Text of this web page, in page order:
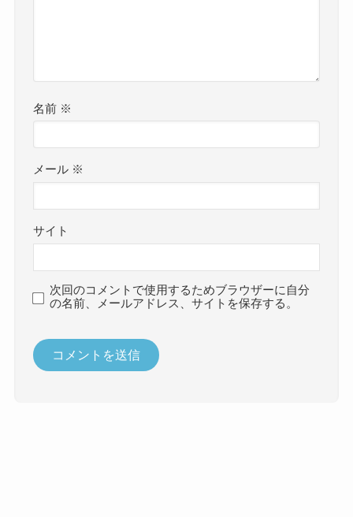
名前 ※
メール ※
サイト
次回のコメントで使用するためブラウザーに自分
の名前、メールアドレス、サイトを保存する。